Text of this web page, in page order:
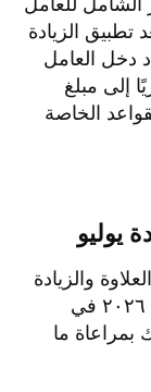
الشامل للعامل
شهريًا بعد تطبيق الزيادة
دخل العامل
إلى مبلغ
الخاصة
والزيادة
التي تتقرر اعتبارًا من الأول من يوليو سنة ٢٠٢٦ في
ما